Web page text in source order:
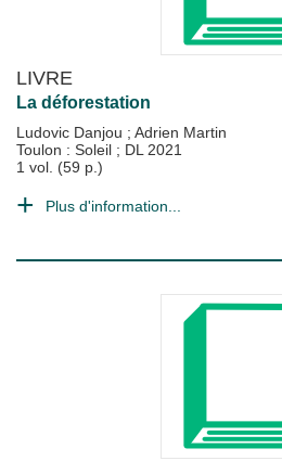
LIVRE
La déforestation
Ludovic Danjou ; Adrien Martin
Toulon : Soleil ; DL 2021
1 vol. (59 p.)
Plus d'information...